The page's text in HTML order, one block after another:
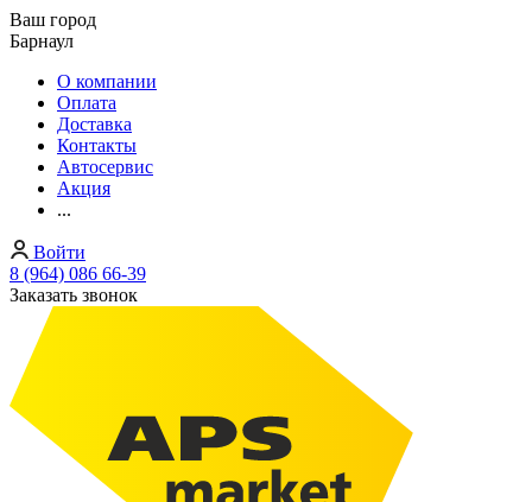
Ваш город
Барнаул
О компании
Оплата
Доставка
Контакты
Автосервис
Акция
...
Войти
8 (964) 086 66-39
Заказать звонок